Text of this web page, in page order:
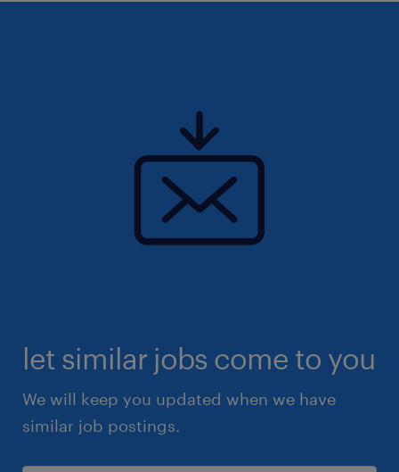
let similar jobs come to you
We will keep you updated when we have
similar job postings.